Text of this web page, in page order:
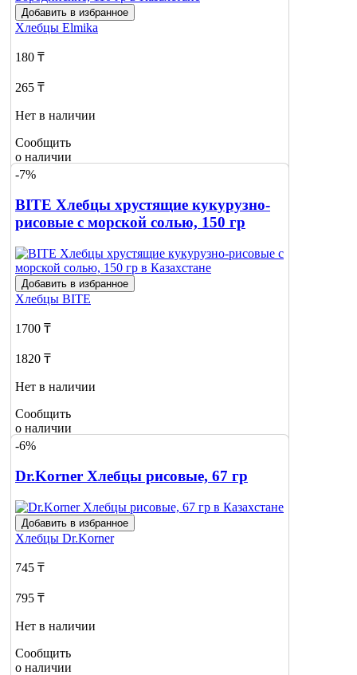
Добавить в избранное
Хлебцы Elmika
180 ₸
265 ₸
Нет в наличии
Сообщить
о наличии
-7%
BITE Хлебцы хрустящие кукурузно-
рисовые с морской солью, 150 гр
Добавить в избранное
Хлебцы BITE
1700 ₸
1820 ₸
Нет в наличии
Сообщить
о наличии
-6%
Dr.Korner Хлебцы рисовые, 67 гр
Добавить в избранное
Хлебцы Dr.Korner
745 ₸
795 ₸
Нет в наличии
Сообщить
о наличии